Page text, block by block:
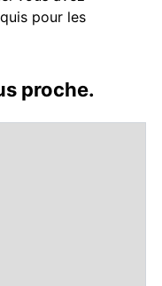
pour les
proche.